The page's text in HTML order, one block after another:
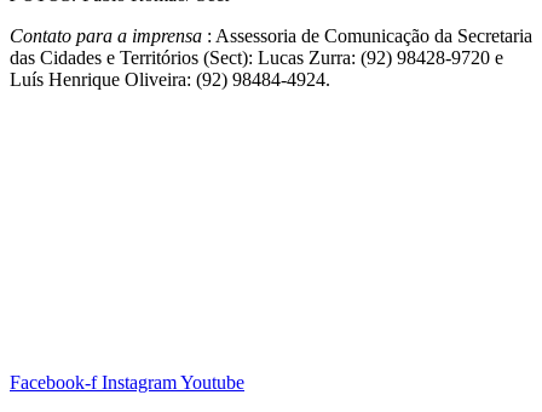
Contato para a imprensa : Assessoria de Comunicação da Secretaria
das Cidades e Territórios (Sect): Lucas Zurra: (92) 98428-9720 e
Luís Henrique Oliveira: (92) 98484-4924.
Facebook-f InstagramYoutube